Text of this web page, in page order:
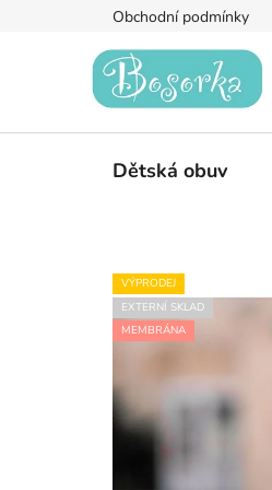
Obchodní podmínky
Dětská obuv
VÝPRODEJ
EXTERNÍ SKLAD
MEMBRÁNA